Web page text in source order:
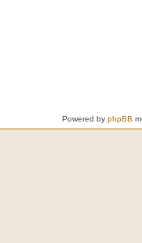
Powered by phpBB